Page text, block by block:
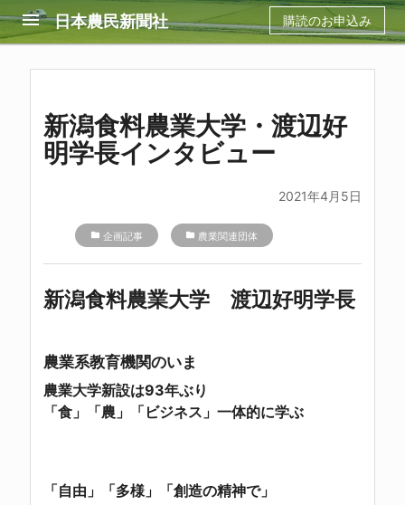
menu 日本農民新聞社 購読のお申込み
新潟食料農業大学・渡辺好
明学長インタビュー
2021年4月5日
folder 企画記事 folder 農業関連団体
新潟食料農業大学 渡辺好明学長
農業系教育機関のいま
農業大学新設は93年ぶり
「食」「農」「ビジネス」一体的に学ぶ
「自由」「多様」「創造の精神で」